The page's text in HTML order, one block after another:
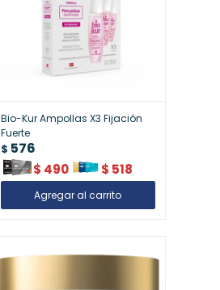
Bio-Kur Ampollas X3 Fijación
Fuerte
$ 576
$ 490 $ 518